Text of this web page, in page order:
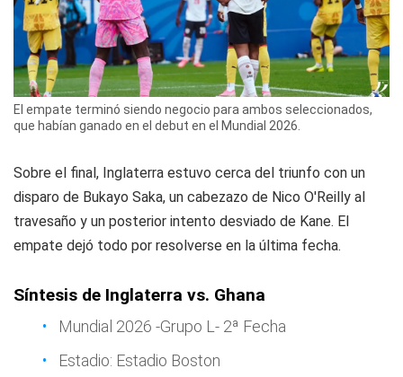
El empate terminó siendo negocio para ambos seleccionados,
que habían ganado en el debut en el Mundial 2026.
Sobre el final, Inglaterra estuvo cerca del triunfo con un
disparo de Bukayo Saka, un cabezazo de Nico O'Reilly al
travesaño y un posterior intento desviado de Kane. El
empate dejó todo por resolverse en la última fecha.
Síntesis de Inglaterra vs. Ghana
Mundial 2026 -Grupo L- 2ª Fecha
Estadio: Estadio Boston